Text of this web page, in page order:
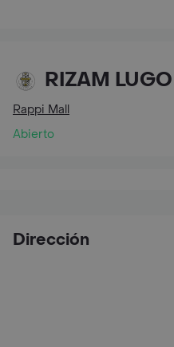
RIZAM LUGO
Rappi Mall
Abierto
Dirección